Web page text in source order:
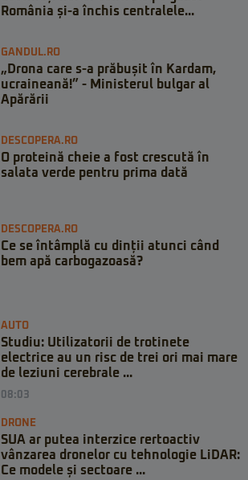
România și-a închis centralele...
GANDUL.RO
„Drona care s-a prăbușit în Kardam,
ucraineană!” - Ministerul bulgar al
Apărării
DESCOPERA.RO
O proteină cheie a fost crescută în
salata verde pentru prima dată
DESCOPERA.RO
Ce se întâmplă cu dinții atunci când
bem apă carbogazoasă?
AUTO
Studiu: Utilizatorii de trotinete
electrice au un risc de trei ori mai mare
de leziuni cerebrale ...
08:03
DRONE
SUA ar putea interzice rertoactiv
vânzarea dronelor cu tehnologie LiDAR:
Ce modele și sectoare ...